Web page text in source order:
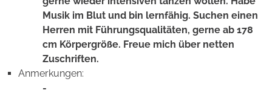
Musik im Blut und bin lernfähig. Suchen einen
Herren mit Führungsqualitäten, gerne ab 178
cm Körpergröße. Freue mich über netten
Zuschriften.
Anmerkungen:
-